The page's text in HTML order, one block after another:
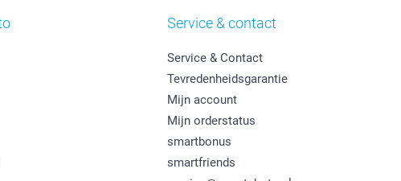
Service & contact
Service & Contact
Tevredenheidsgarantie
Mijn account
Mijn orderstatus
smartbonus
smartfriends